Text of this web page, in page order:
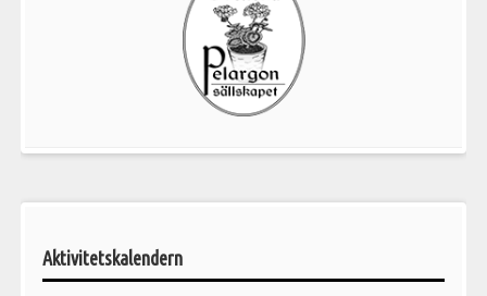
Pelargonsällskapets
Aktivitetskalendern